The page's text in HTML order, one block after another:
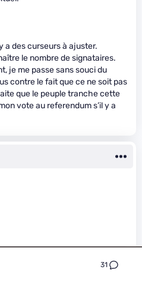
31
a des curseurs à ajuster.
le nombre de signataires.
je me passe sans souci du
contre le fait que ce ne soit pas
que le peuple tranche cette
vote au referendum s’il y a